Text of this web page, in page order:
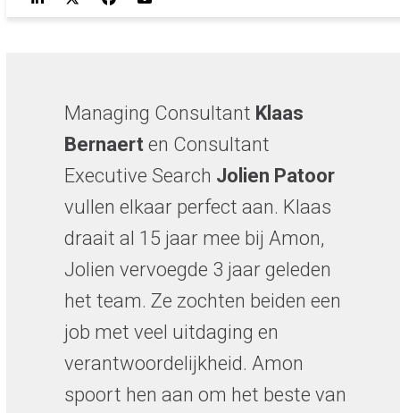
Managing Consultant Klaas
Bernaert en Consultant
Executive Search Jolien Patoor
vullen elkaar perfect aan. Klaas
draait al 15 jaar mee bij Amon,
Jolien vervoegde 3 jaar geleden
het team. Ze zochten beiden een
job met veel uitdaging en
verantwoordelijkheid. Amon
spoort hen aan om het beste van